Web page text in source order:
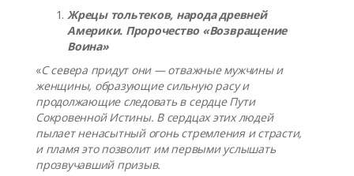
Жрецы тольтеков, народа древней
Америки. Пророчество «Возвращение
Воина»
«С севера придут они — отважные мужчины и
женщины, образующие сильную расу и
продолжающие следовать в сердце Пути
Сокровенной Истины. В сердцах этих людей
пылает ненасытный огонь стремления и страсти,
и пламя это позволит им первыми услышать
прозвучавший призыв.